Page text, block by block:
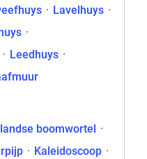
· Lavelhuys ·
·
· Leedhuys ·
boomwortel
·
· Kaleidoscoop ·